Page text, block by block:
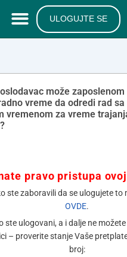
ULOGUJTE SE
može
vreme da odredi rad
vremenom za vreme
pravo pristupa
ste zaboravili da se ulogujete to
OVDE.
ste ulogovani, a i dalje ne
– proverite stanje Vaše
broj: